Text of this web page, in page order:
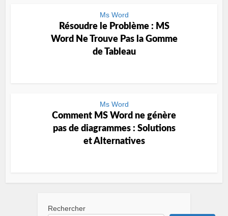
Ms Word
Résoudre le Problème : MS
Word Ne Trouve Pas la Gomme
de Tableau
Ms Word
Comment MS Word ne génère
pas de diagrammes : Solutions
et Alternatives
Rechercher